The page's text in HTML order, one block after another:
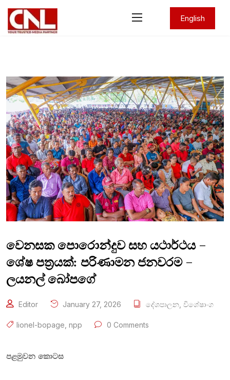
English
වෙනසක පොරොන්දුව සහ යථාර්ථය –
ශේෂ පත්‍රයක්: පරිණාමන ජනවරම –
ලයනල් බෝපගේ
Editor January 27, 2026 දේශපාලන, විශේෂාංග
lionel-bopage, npp 0 Comments
පළමුවන කොටස